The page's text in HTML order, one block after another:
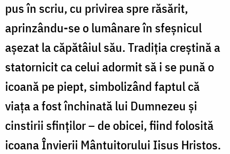
pus în scriu, cu privirea spre răsărit,
aprinzându-se o lumânare în sfeșnicul
așezat la căpătâiul său. Tradiția creștină a
statornicit ca celui adormit să i se pună o
icoană pe piept, simbolizând faptul că
viața a fost închinată lui Dumnezeu și
cinstirii sfinților – de obicei, fiind folosită
icoana Învierii Mântuitorului Iisus Hristos.